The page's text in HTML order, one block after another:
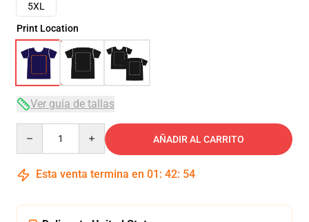
5XL
Print Location
Ver guía de tallas
AÑADIR AL CARRITO
Esta venta termina en 01 : 42: 54